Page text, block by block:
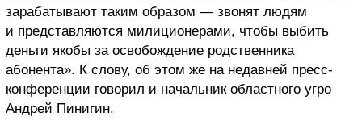
зарабатывают таким образом — звонят людям
и представляются милиционерами, чтобы выбить
деньги якобы за освобождение родственника
абонента». К слову, об этом же на недавней пресс-
конференции говорил и начальник областного угро
Андрей Пинигин.